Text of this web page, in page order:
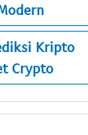
Kripto
Crypto